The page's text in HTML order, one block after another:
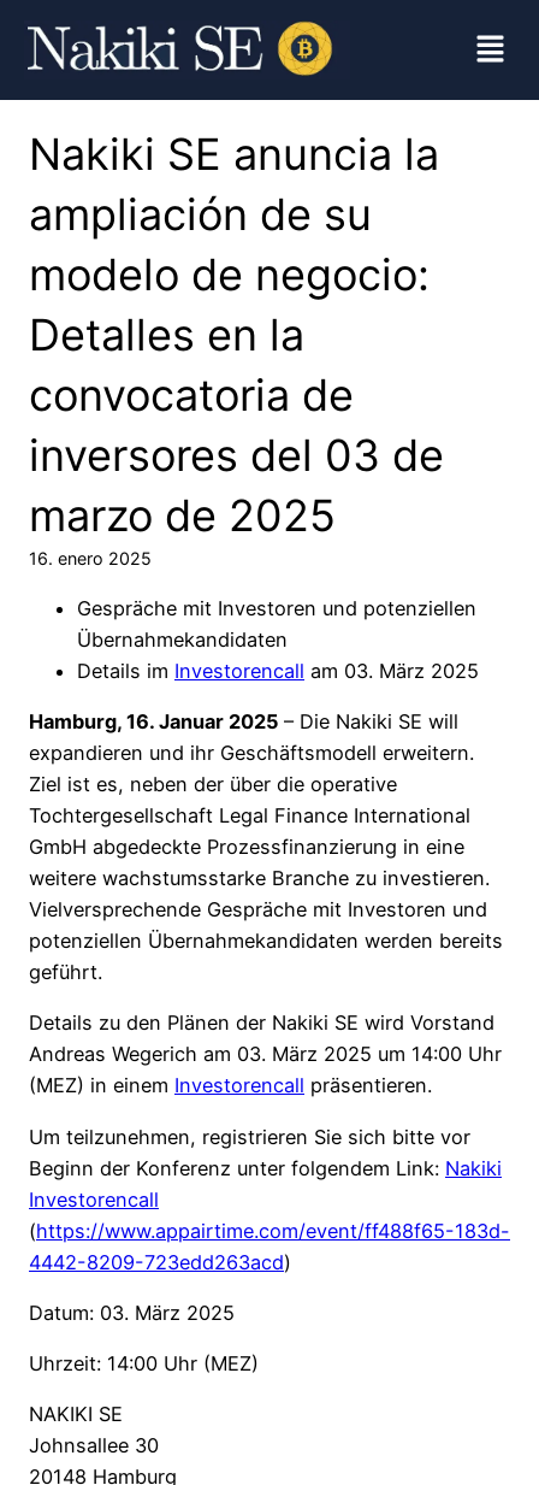
Nakiki SE anuncia la
ampliación de su
modelo de negocio:
Detalles en la
convocatoria de
inversores del 03 de
marzo de 2025
16. enero 2025
Gespräche mit Investoren und potenziellen
Übernahmekandidaten
Details im Investorencall am 03. März 2025
Hamburg, 16. Januar 2025 – Die Nakiki SE will
expandieren und ihr Geschäftsmodell erweitern.
Ziel ist es, neben der über die operative
Tochtergesellschaft Legal Finance International
GmbH abgedeckte Prozessfinanzierung in eine
weitere wachstumsstarke Branche zu investieren.
Vielversprechende Gespräche mit Investoren und
potenziellen Übernahmekandidaten werden bereits
geführt.
Details zu den Plänen der Nakiki SE wird Vorstand
Andreas Wegerich am 03. März 2025 um 14:00 Uhr
(MEZ) in einem Investorencall präsentieren.
Um teilzunehmen, registrieren Sie sich bitte vor
Beginn der Konferenz unter folgendem Link: Nakiki
Investorencall
(https://www.appairtime.com/event/ff488f65-183d-
4442-8209-723edd263acd)
Datum: 03. März 2025
Uhrzeit: 14:00 Uhr (MEZ)
NAKIKI SE
Johnsallee 30
20148 Hamburg